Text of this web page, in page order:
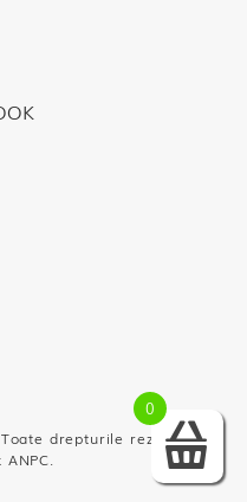
drepturile rezervate.
ANPC.
0